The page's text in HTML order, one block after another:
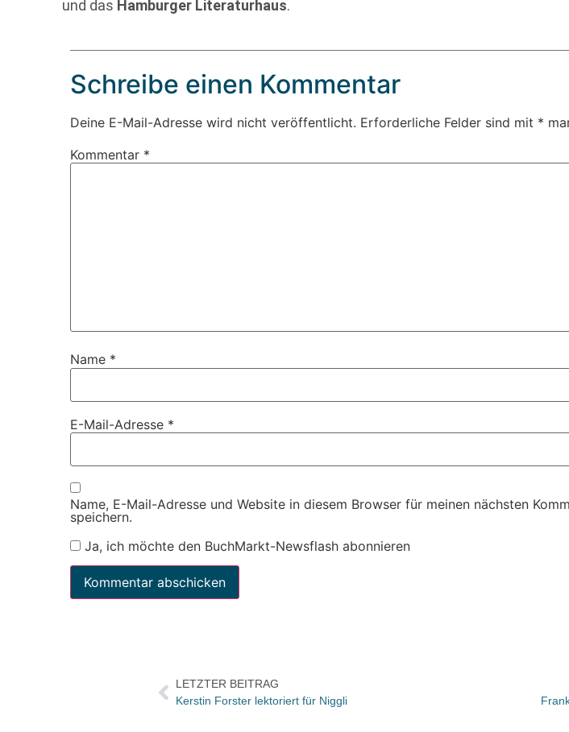
und das Hamburger Literaturhaus.
Schreibe einen Kommentar
Deine E-Mail-Adresse wird nicht veröffentlicht. Erforderliche Felder sind mit *
Kommentar *
Name *
E-Mail-Adresse *
Name, E-Mail-Adresse und Website in diesem Browser für meinen nächsten
speichern.
Ja, ich möchte den BuchMarkt-Newsflash abonnieren
LETZTER BEITRAG
Kerstin Forster lektoriert für Niggli